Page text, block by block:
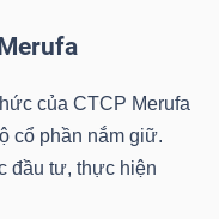
của CTCP Merufa
cổ phần nắm giữ.
đầu tư, thực hiện